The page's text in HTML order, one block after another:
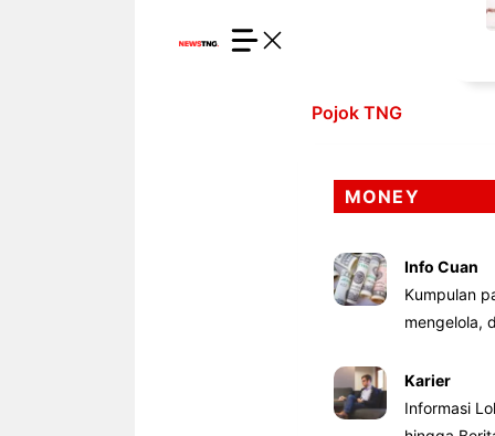
Pojok TNG
MONEY
Info Cuan
Kumpulan
mengelola,
Karier
Informasi